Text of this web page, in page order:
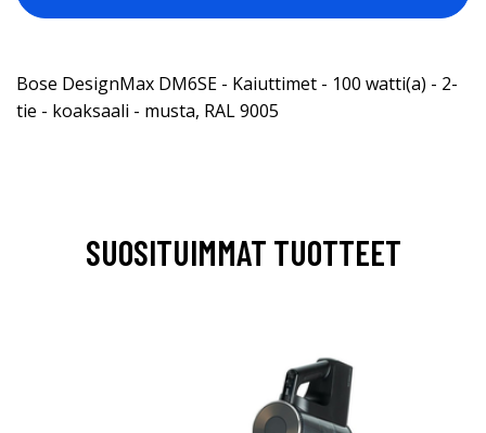
Bose DesignMax DM6SE - Kaiuttimet - 100 watti(a) - 2-
tie - koaksaali - musta, RAL 9005
SUOSITUIMMAT TUOTTEET